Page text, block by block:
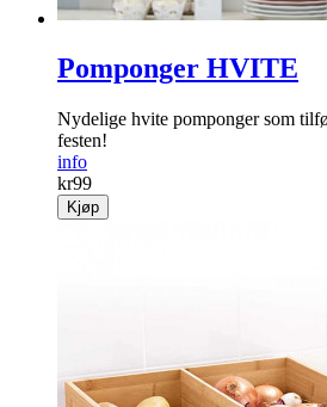
Pomponger HVITE
Nydelige hvite pomponger som
festen!
info
kr99
Kjøp